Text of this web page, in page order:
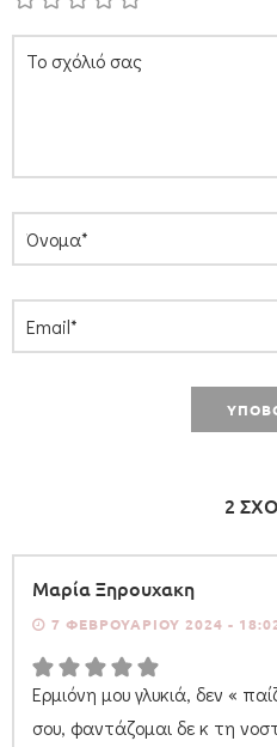
2
Μαρία Ξηρουχακη
7 ΦΕΒΡΟΥΑΡΊΟΥ 2024 -
Ερμιόνη μου γλυκιά, δεν «
σου, φαντάζομαι δε κ τη